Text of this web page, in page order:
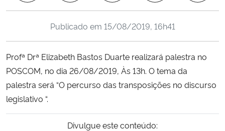
Ministério de Minas e Energia
Ministério da Ciência, Tecnologia, Inovações e Comunicações
Ministério do Meio Ambiente
Publicado em 15/08/2019, 16h41
Profª Drª Elizabeth Bastos Duarte realizará palestra no
POSCOM, no dia 26/08/2019, Às 13h. O tema da
palestra será “O percurso das transposições no discurso
legislativo “.
Divulgue este conteúdo: